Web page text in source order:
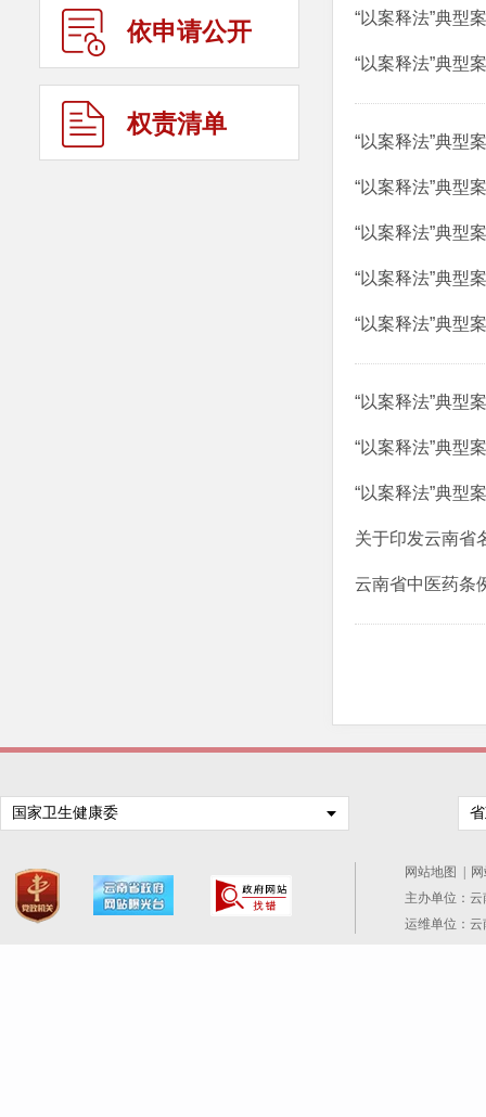
依申请公开
权责清单
“以案释法”典型
“以案释法”典型
“以案释法”典型
“以案释法”典型
“以案释法”典型
“以案释法”典型
“以案释法”典型
“以案释法”典型
“以案释法”典型
“以案释法”典型
关于印发云南省
云南省中医药条
国家卫生健康委
网站地图
主办单位：
运维单位：云